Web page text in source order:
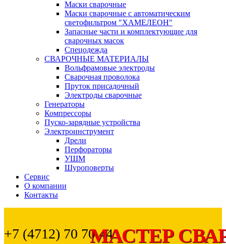
Маски сварочные
Маски сварочные с автоматическим
светофильтром "ХАМЕЛЕОН"
Запасные части и комплектующие для
сварочных масок
Спецодежда
СВАРОЧНЫЕ МАТЕРИАЛЫ
Вольфрамовые электроды
Сварочная проволока
Пруток присадочный
Электроды сварочные
Генераторы
Компрессоры
Пуско-зарядные устройства
Электроинструмент
Дрели
Перфораторы
УШМ
Шуроповерты
Сервис
О компании
Контакты
+7 (4712) 70 70 44